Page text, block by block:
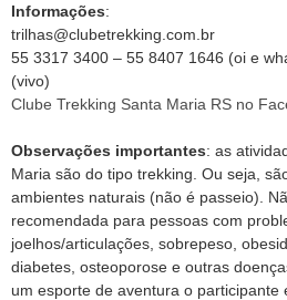
Informações:
trilhas@clubetrekking.com.br
55 3317 3400 – 55 8407 1646 (oi e
(vivo)
Clube Trekking Santa Maria RS no
Observações importantes: as
Maria são do tipo trekking. Ou seja,
ambientes naturais (não é passeio).
recomendada para pessoas com
joelhos/articulações, sobrepeso,
diabetes, osteoporose e outras
um esporte de aventura o participante